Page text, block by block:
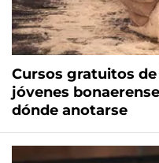
Cursos gratuitos
jóvenes
dónde anotarse